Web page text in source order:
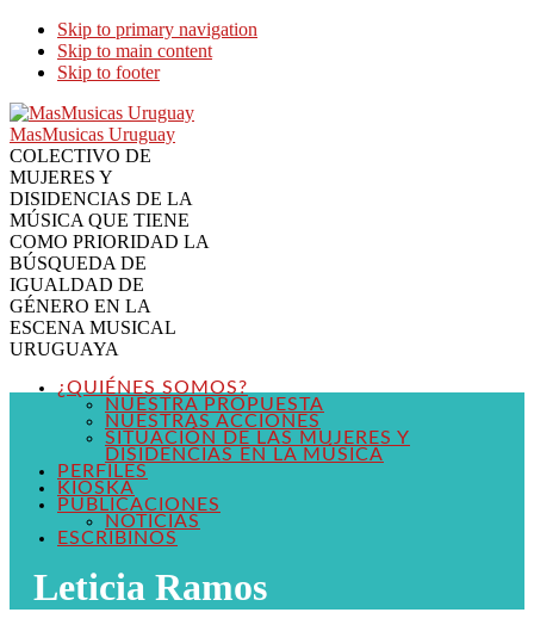
Skip to primary navigation
Skip to main content
Skip to footer
MasMusicas Uruguay
COLECTIVO DE
MUJERES Y
DISIDENCIAS DE LA
MÚSICA QUE TIENE
COMO PRIORIDAD LA
BÚSQUEDA DE
IGUALDAD DE
GÉNERO EN LA
ESCENA MUSICAL
URUGUAYA
¿QUIÉNES SOMOS?
NUESTRA PROPUESTA
NUESTRAS ACCIONES
SITUACIÓN DE LAS MUJERES Y
DISIDENCIAS EN LA MÚSICA
PERFILES
KIOSKA
PUBLICACIONES
NOTICIAS
ESCRIBINOS
Leticia Ramos